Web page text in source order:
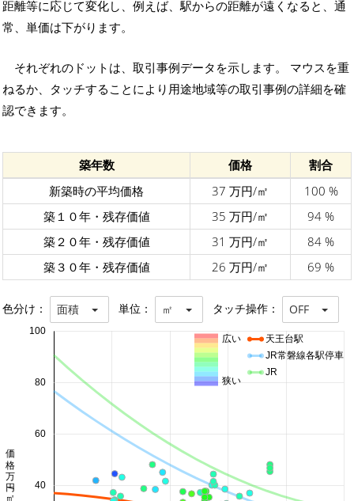
距離等に応じて変化し、例えば、駅からの距離が遠くなると、通
常、単価は下がります。
それぞれのドットは、取引事例データを示します。 マウスを重
ねるか、タッチすることにより用途地域等の取引事例の詳細を確
認できます。
築年数 価格
割合
新築時の平均価格
37 万円/㎡
100 %
築１０年・残存価値
35 万円/㎡
94 %
築２０年・残存価値
31 万円/㎡
84 %
築３０年・残存価値
26 万円/㎡ 69 %
色分け： 面積 単位： ㎡ タッチ操作： OFF
40
60
80
100
価格 万円/㎡
天王台駅
JR常磐線各駅停車
JR
広い
狭い